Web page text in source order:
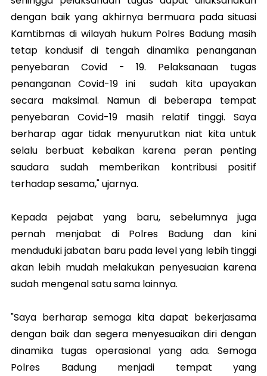
dengan baik yang akhirnya bermuara pada situasi
Kamtibmas di wilayah hukum Polres Badung masih
tetap kondusif di tengah dinamika penanganan
penyebaran Covid - 19. Pelaksanaan tugas
penanganan Covid-19 ini sudah kita upayakan
secara maksimal. Namun di beberapa tempat
penyebaran Covid-19 masih relatif tinggi. Saya
berharap agar tidak menyurutkan niat kita untuk
selalu berbuat kebaikan karena peran penting
saudara sudah memberikan kontribusi positif
terhadap sesama," ujarnya.
Kepada pejabat yang baru, sebelumnya juga
pernah menjabat di Polres Badung dan kini
menduduki jabatan baru pada level yang lebih tinggi
akan lebih mudah melakukan penyesuaian karena
sudah mengenal satu sama lainnya.
"Saya berharap semoga kita dapat bekerjasama
dengan baik dan segera menyesuaikan diri dengan
dinamika tugas operasional yang ada. Semoga
Polres Badung menjadi tempat yang